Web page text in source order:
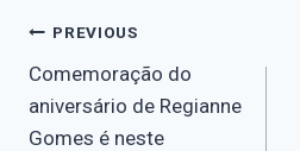
PREVIOUS
Comemoração do
aniversário de Regianne
Gomes é neste